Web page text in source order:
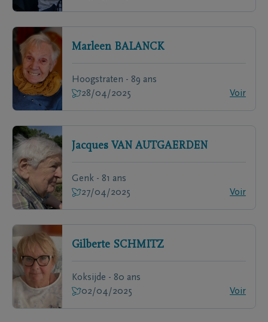
Marleen BALANCK
Hoogstraten - 89 ans
28/04/2025
Voir
Jacques VAN AUTGAERDEN
Genk - 81 ans
27/04/2025
Voir
Gilberte SCHMITZ
Koksijde - 80 ans
02/04/2025
Voir